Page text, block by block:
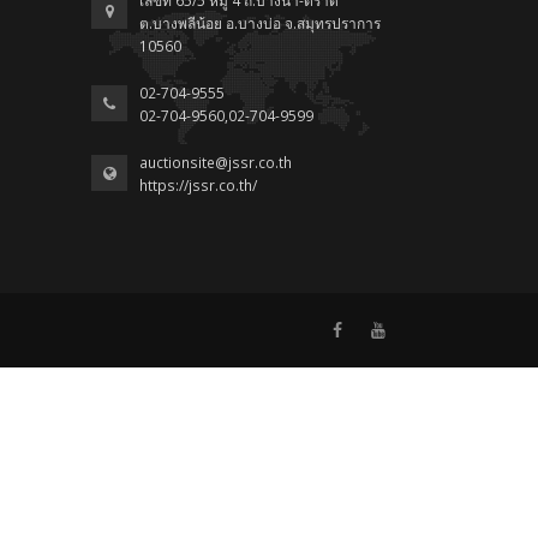
ต.บางพลีน้อย อ.บางบ่อ จ.สมุทรปราการ
10560
02-704-9555
02-704-9560,02-704-9599
auctionsite@jssr.co.th
https://jssr.co.th/